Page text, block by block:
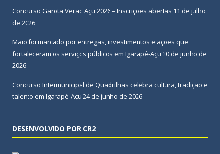
Concurso Garota Verão Açu 2026 – Inscrições abertas 11 de julho
de 2026
Maio foi marcado por entregas, investimentos e ações que
fortaleceram os serviços públicos em Igarapé-Açu 30 de junho de
2026
Concurso Intermunicipal de Quadrilhas celebra cultura, tradição e
talento em Igarapé-Açu 24 de junho de 2026
DESENVOLVIDO POR CR2